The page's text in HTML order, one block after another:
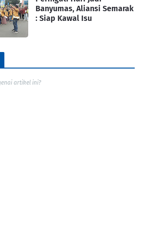
Banyumas, Aliansi Semarak
: Siap Kawal Isu
artikel ini?